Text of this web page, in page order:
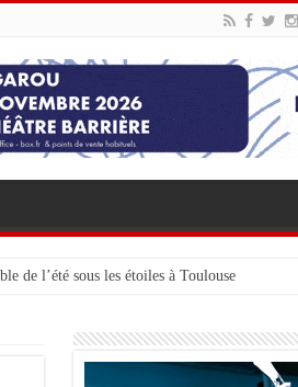
de l’été sous les étoiles à Toulouse